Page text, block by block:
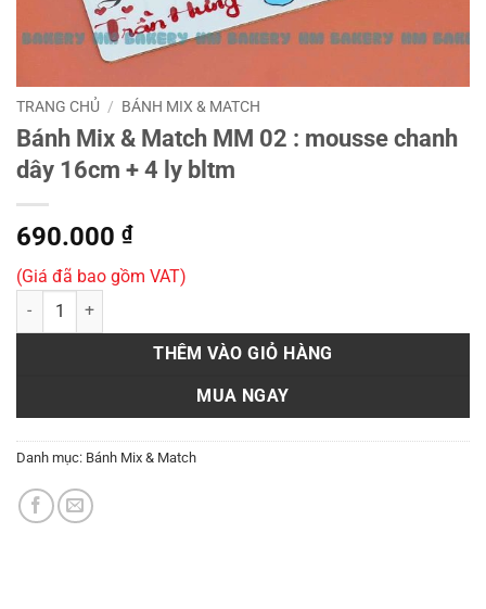
TRANG CHỦ / BÁNH MIX & MATCH
Bánh Mix & Match MM 02 : mousse chanh
dây 16cm + 4 ly bltm
690.000 ₫
(Giá đã bao gồm VAT)
Bánh Mix & Match MM 02 : mousse chanh dây 16cm + 4 ly bltm số
THÊM VÀO GIỎ HÀNG
MUA NGAY
Danh mục: Bánh Mix & Match